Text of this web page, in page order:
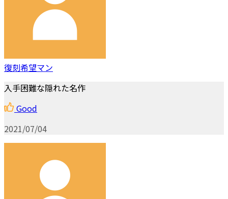
復刻希望マン
入手困難な隠れた名作
Good
2021/07/04